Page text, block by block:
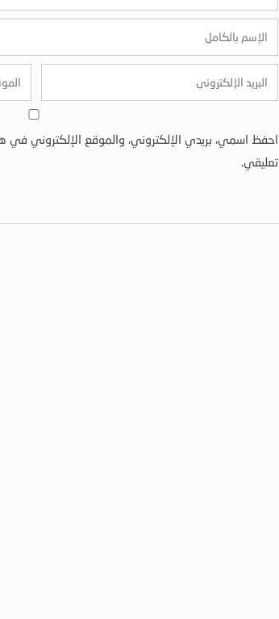
احفظ اسمي، بريدي الإلكتروني، والموقع الإلكتروني في
تعليقي.